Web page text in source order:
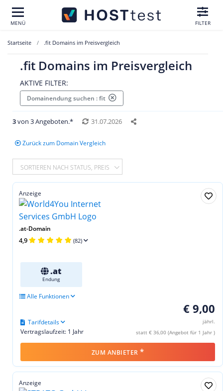
MENÜ FILTER
Startseite .fit Domains im Preisvergleich
.fit Domains im Preisvergleich
AKTIVE FILTER:
Domainendung suchen : fit
3von 3 Angeboten.* 31.07.2026
Zurück zum Domain Vergleich
SORTIEREN NACH STATUS, PREIS
Anzeige
.at-Domain
4,9 (82)
.at
Endung
Alle Funktionen
€ 9,00
jährl.
statt € 36,00 (Angebot für 1 Jahr )
Vertragslaufzeit: 1 Jahr
Tarifdetails
ZUM ANBIETER *
Anzeige